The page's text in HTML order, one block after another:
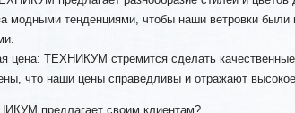
модными тенденциями, чтобы наши ветровки были
цена: ТЕХНИКУМ стремится сделать
что наши цены справедливы и отражают
предлагает своим клиентам?